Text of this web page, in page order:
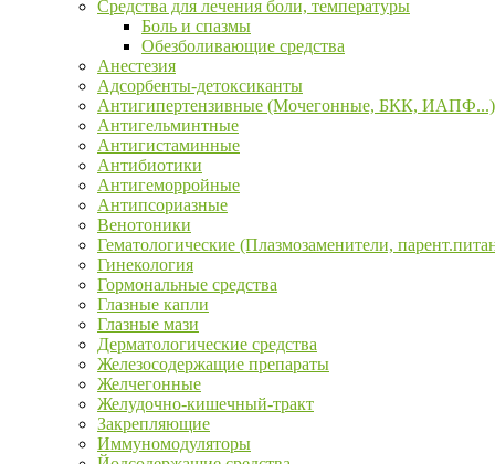
Средства для лечения боли, температуры
Боль и спазмы
Обезболивающие средства
Анестезия
Адсорбенты-детоксиканты
Антигипертензивные (Мочегонные, БКК, ИАПФ...)
Антигельминтные
Антигистаминные
Антибиотики
Антигеморройные
Антипсориазные
Венотоники
Гематологические (Плазмозаменители,
Гинекология
Гормональные средства
Глазные капли
Глазные мази
Дерматологические средства
Железосодержащие препараты
Желчегонные
Желудочно-кишечный-тракт
Закрепляющие
Иммуномодуляторы